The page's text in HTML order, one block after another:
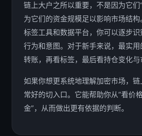
链上大户之所以重要，不是因为它们
为它们的资金规模足以影响市场结构
标签工具和数据平台，你可以逐步识
行为和意图。对于新手来说，最实
转账，再看标签，最后看持仓变化与
如果你想更系统地理解加密市场，
常好的切入口。它能帮助你从“看价
金”，从而做出更有依据的判断。